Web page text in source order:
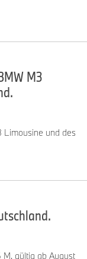
M3
Limousine und des
M, gültig ab August